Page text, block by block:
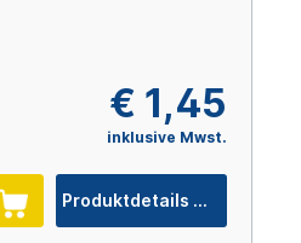
€ 1,45
inklusive Mwst.
Produktdetails